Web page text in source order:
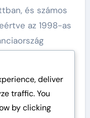
és számos
az 1998-as
négy
deliver
traffic. You
by clicking